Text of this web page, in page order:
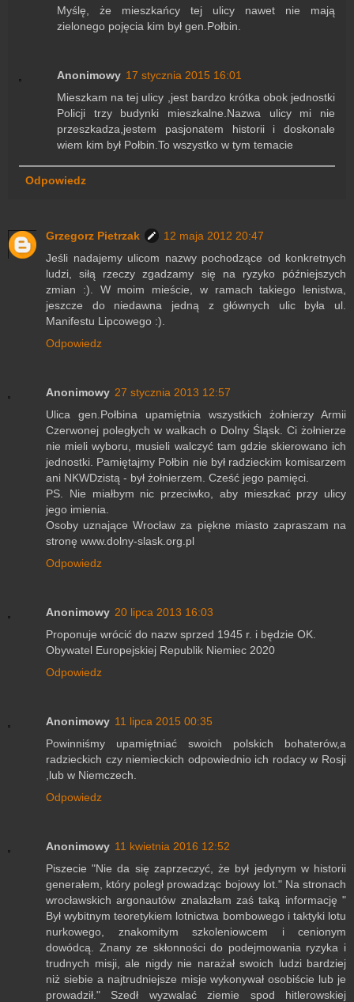
Myślę, że mieszkańcy tej ulicy nawet nie mają
zielonego pojęcia kim był gen.Połbin.
Anonimowy 17 stycznia 2015 16:01
Mieszkam na tej ulicy ,jest bardzo krótka obok jednostki
Policji trzy budynki mieszkalne.Nazwa ulicy mi nie
przeszkadza,jestem pasjonatem historii i doskonale
wiem kim był Połbin.To wszystko w tym temacie
Odpowiedz
Grzegorz Pietrzak
12 maja 2012 20:47
Jeśli nadajemy ulicom nazwy pochodzące od konkretnych
ludzi, siłą rzeczy zgadzamy się na ryzyko późniejszych
zmian :). W moim mieście, w ramach takiego lenistwa,
jeszcze do niedawna jedną z głównych ulic była ul.
Manifestu Lipcowego :).
Odpowiedz
Anonimowy 27 stycznia 2013 12:57
Ulica gen.Połbina upamiętnia wszystkich żołnierzy Armii
Czerwonej poległych w walkach o Dolny Śląsk. Ci żołnierze
nie mieli wyboru, musieli walczyć tam gdzie skierowano ich
jednostki. Pamiętajmy Połbin nie był radzieckim komisarzem
ani NKWDzistą - był żołnierzem. Cześć jego pamięci.
PS. Nie miałbym nic przeciwko, aby mieszkać przy ulicy
jego imienia.
Osoby uznające Wrocław za piękne miasto zapraszam na
stronę www.dolny-slask.org.pl
Odpowiedz
Anonimowy 20 lipca 2013 16:03
Proponuje wrócić do nazw sprzed 1945 r. i będzie OK.
Obywatel Europejskiej Republik Niemiec 2020
Odpowiedz
Anonimowy 11 lipca 2015 00:35
Powinniśmy upamiętniać swoich polskich bohaterów,a
radzieckich czy niemieckich odpowiednio ich rodacy w Rosji
,lub w Niemczech.
Odpowiedz
Anonimowy 11 kwietnia 2016 12:52
Piszecie "Nie da się zaprzeczyć, że był jedynym w historii
generałem, który poległ prowadząc bojowy lot." Na stronach
wrocławskich argonautów znalazłam zaś taką informację "
Był wybitnym teoretykiem lotnictwa bombowego i taktyki lotu
nurkowego, znakomitym szkoleniowcem i cenionym
dowódcą. Znany ze skłonności do podejmowania ryzyka i
trudnych misji, ale nigdy nie narażał swoich ludzi bardziej
niż siebie a najtrudniejsze misje wykonywał osobiście lub je
prowadził." Szedł wyzwalać ziemie spod hitlerowskiej